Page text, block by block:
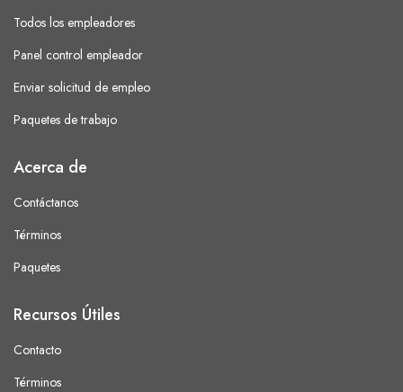
Todos los empleadores
Panel control empleador
Enviar solicitud de empleo
Paquetes de trabajo
Acerca de
Contáctanos
Términos
Paquetes
Recursos Útiles
Contacto
Términos